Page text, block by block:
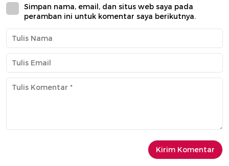
Simpan nama, email, dan situs web saya pada
peramban ini untuk komentar saya berikutnya.